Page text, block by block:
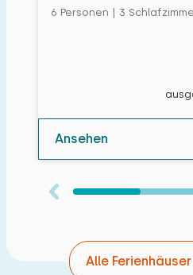
6 Personen | 3
Ansehen
Alle